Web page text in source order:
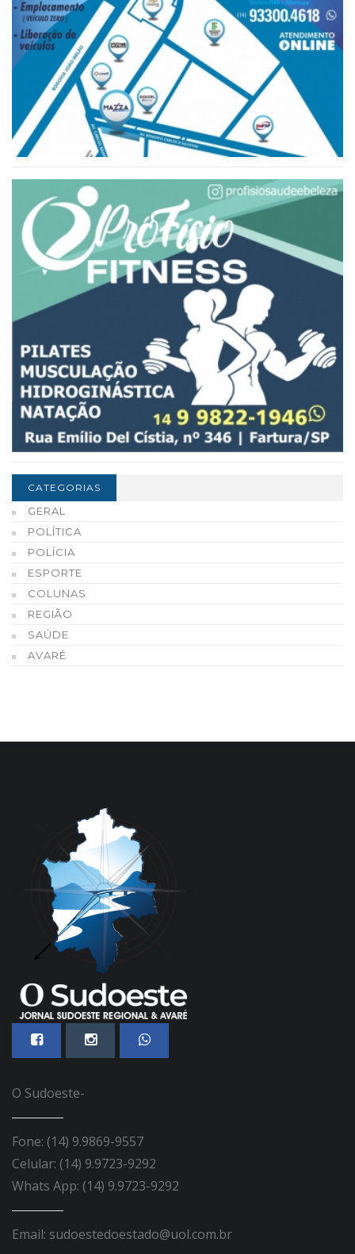
CATEGORIAS
GERAL
POLÍTICA
POLÍCIA
ESPORTE
COLUNAS
REGIÃO
SAÚDE
AVARÉ
O Sudoeste-
Fone: (14) 9.9869-9557
Celular: (14) 9.9723-9292
Whats App: (14) 9.9723-9292
Email: sudoestedoestado@uol.com.br